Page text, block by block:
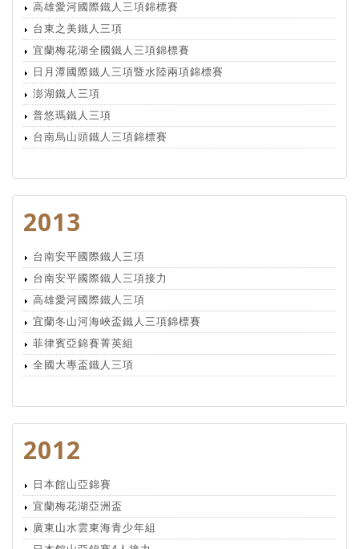
高雄愛河國際鐵人三項錦標賽
台東之美鐵人三項
宜蘭梅花湖全國鐵人三項錦標賽
日月潭國際鐵人三項暨水陸兩項錦標賽
澎湖鐵人三項
普悠瑪鐵人三項
台南烏山頭鐵人三項錦標賽
2013
台南安平國際鐵人三項
台南安平國際鐵人三項接力
高雄愛河國際鐵人三項
宜蘭冬山河海峽盃鐵人三項錦標賽
菲律賓亞錦賽菁英組
全國大專盃鐵人三項
2012
日本館山亞錦賽
宜蘭梅花湖亞洲盃
廣東山水雲東海青少年組